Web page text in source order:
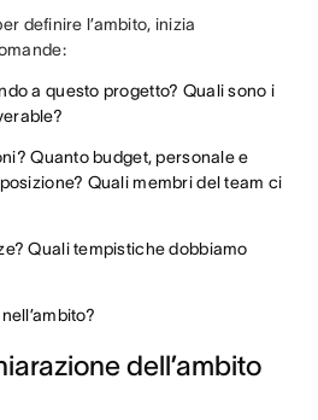
definire l’ambito, inizia
a questo progetto? Quali sono i
Quanto budget, personale e
Quali membri del team ci
Quali tempistiche dobbiamo
dell’ambito